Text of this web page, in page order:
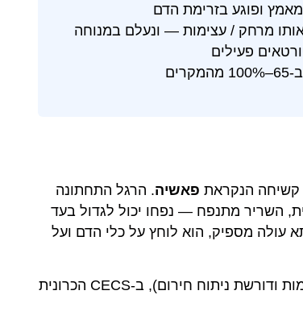
מרחק / עצימות — ונעלם במנוחה
קשיחה הנקראת פאשיה. הרגל התחתונה
השריר מתנפח — נפחו יכול לגדול בעד
עולה מספיק, הוא לוחץ על כלי הדם ועל
(שגורמת לנזק ברקמות ודורשת ניתוח חירום), ב-CECS הכרונית